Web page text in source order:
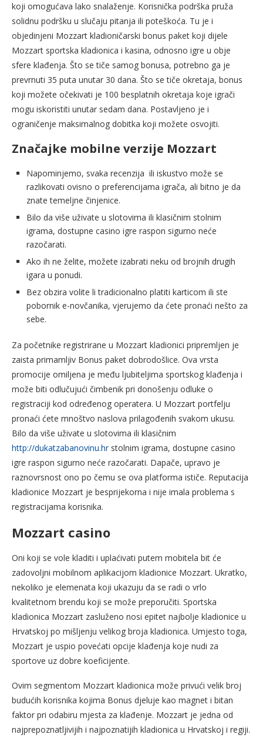
koji omogućava lako snalaženje. Korisnička podrška pruža
solidnu podršku u slučaju pitanja ili poteškoća. Tu je i
objedinjeni Mozzart kladioničarski bonus paket koji dijele
Mozzart sportska kladionica i kasina, odnosno igre u obje
sfere klađenja. Što se tiče samog bonusa, potrebno ga je
prevrnuti 35 puta unutar 30 dana. Što se tiče okretaja, bonus
koji možete očekivati ​​je 100 besplatnih okretaja koje igrači
mogu iskoristiti unutar sedam dana. Postavljeno je i
ograničenje maksimalnog dobitka koji možete osvojiti.
Značajke mobilne verzije Mozzart
Napominjemo, svaka recenzija ili iskustvo može se
razlikovati ovisno o preferencijama igrača, ali bitno je da
znate temeljne činjenice.
Bilo da više uživate u slotovima ili klasičnim stolnim
igrama, dostupne casino igre raspon sigurno neće
razočarati.
Ako ih ne želite, možete izabrati neku od brojnih drugih
igara u ponudi.
Bez obzira volite li tradicionalno platiti karticom ili ste
pobornik e-novčanika, vjerujemo da ćete pronaći nešto za
sebe.
Za početnike registrirane u Mozzart kladionici pripremljen je
zaista primamljiv Bonus paket dobrodošlice. Ova vrsta
promocije omiljena je među ljubiteljima sportskog klađenja i
može biti odlučujući čimbenik pri donošenju odluke o
registraciji kod određenog operatera. U Mozzart portfelju
pronaći ćete mnoštvo naslova prilagođenih svakom ukusu.
Bilo da više uživate u slotovima ili klasičnim
http://dukatzabanovinu.hrstolnim igrama, dostupne casino
igre raspon sigurno neće razočarati. Dapače, upravo je
raznovrsnost ono po čemu se ova platforma ističe. Reputacija
kladionice Mozzart je besprijekorna i nije imala problema s
registracijama korisnika.
Mozzart casino
Oni koji se vole kladiti i uplaćivati ​​putem mobitela bit će
zadovoljni mobilnom aplikacijom kladionice Mozzart. Ukratko,
nekoliko je elemenata koji ukazuju da se radi o vrlo
kvalitetnom brendu koji se može preporučiti. Sportska
kladionica Mozzart zasluženo nosi epitet najbolje kladionice u
Hrvatskoj po mišljenju velikog broja kladionica. Umjesto toga,
Mozzart je uspio povećati opcije klađenja koje nudi za
sportove uz dobre koeficijente.
Ovim segmentom Mozzart kladionica može privući velik broj
budućih korisnika kojima Bonus djeluje kao magnet i bitan
faktor pri odabiru mjesta za klađenje. Mozzart je jedna od
najprepoznatljivijih i najpoznatijih kladionica u Hrvatskoj i regiji.